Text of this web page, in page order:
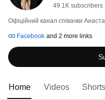
49.1K subscribers
Офіційний канал співачки
Facebook and 2 more links
Home Videos Shorts